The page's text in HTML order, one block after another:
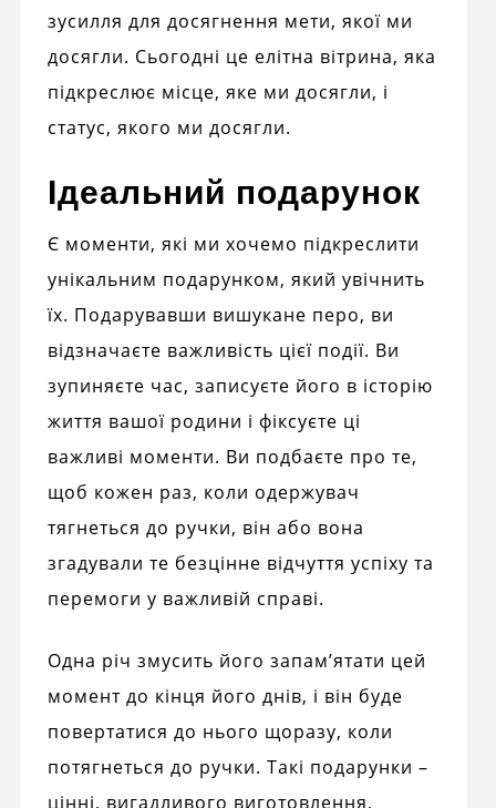
зусилля для досягнення мети, якої ми
досягли. Сьогодні це елітна вітрина, яка
підкреслює місце, яке ми досягли, і
статус, якого ми досягли.
Ідеальний подарунок
Є моменти, які ми хочемо підкреслити
унікальним подарунком, який увічнить
їх. Подарувавши вишукане перо, ви
відзначаєте важливість цієї події. Ви
зупиняєте час, записуєте його в історію
життя вашої родини і фіксуєте ці
важливі моменти. Ви подбаєте про те,
щоб кожен раз, коли одержувач
тягнеться до ручки, він або вона
згадували те безцінне відчуття успіху та
перемоги у важливій справі.
Одна річ змусить його запам’ятати цей
момент до кінця його днів, і він буде
повертатися до нього щоразу, коли
потягнеться до ручки. Такі подарунки –
цінні, вигадливого виготовлення,